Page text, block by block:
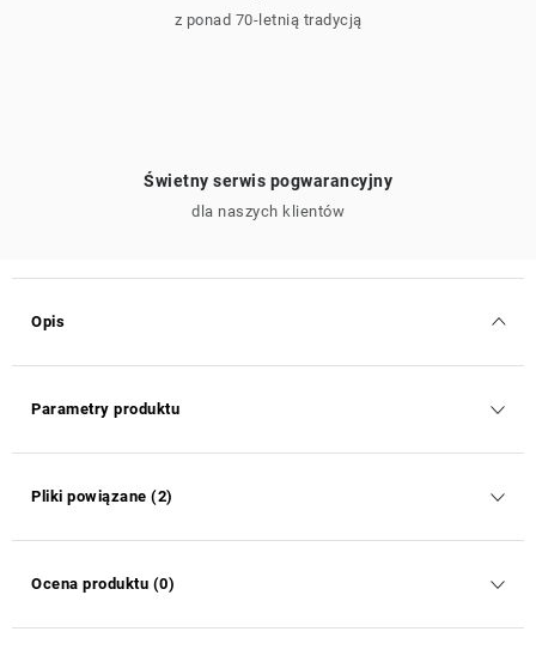
z ponad 70-letnią tradycją
Świetny serwis pogwarancyjny
dla naszych klientów
Opis
Parametry produktu
Pliki powiązane (2)
Ocena produktu (0)